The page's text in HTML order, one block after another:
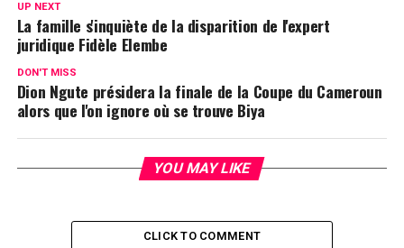
UP NEXT
La famille s'inquiète de la disparition de l'expert
juridique Fidèle Elembe
DON'T MISS
Dion Ngute présidera la finale de la Coupe du Cameroun
alors que l'on ignore où se trouve Biya
YOU MAY LIKE
CLICK TO COMMENT